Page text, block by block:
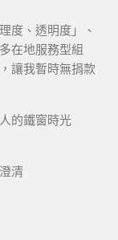
度、透明度」、
在地服務型組
讓我暫時無捐款
的鐵窗時光
清